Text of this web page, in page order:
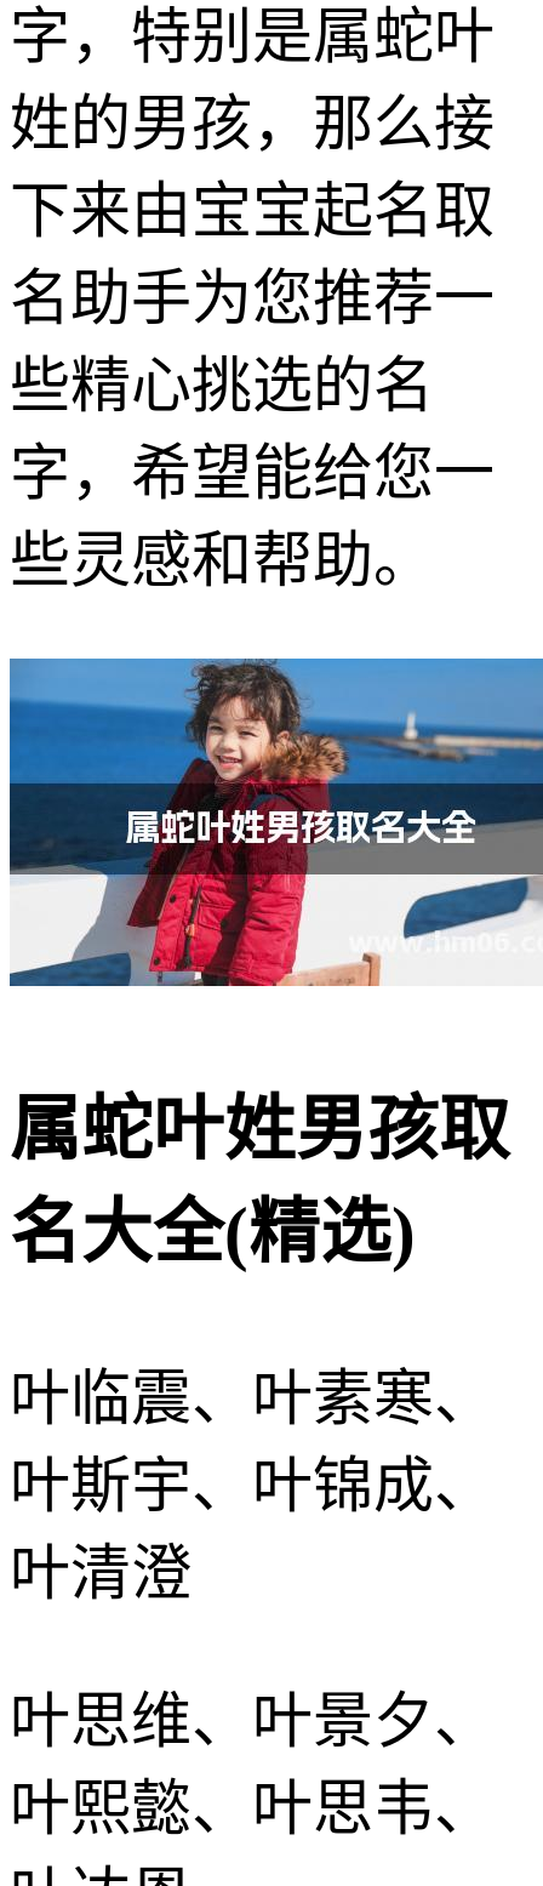
字，特别是属蛇叶
姓的男孩，那么接
下来由宝宝起名取
名助手为您推荐一
些精心挑选的名
字，希望能给您一
些灵感和帮助。
属蛇叶姓男孩取
名大全(精选)
叶临震、叶素寒、
叶斯宇、叶锦成、
叶清澄
叶思维、叶景夕、
叶熙懿、叶思韦、